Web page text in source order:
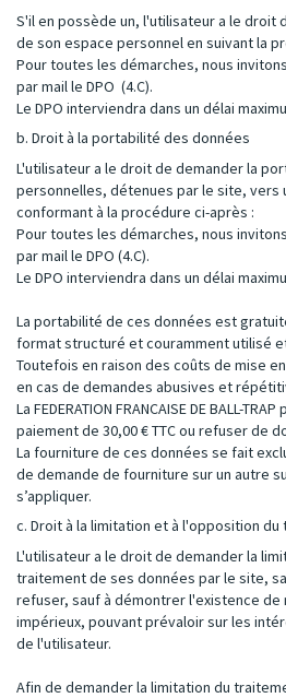
S'il en possède un, l'utilisateur a le droit
de son espace personnel en suivant la
Pour toutes les démarches, nous
par mail le DPO (4.C).
Le DPO interviendra dans un délai
b. Droit à la portabilité des données
L'utilisateur a le droit de demander la
personnelles, détenues par le site, vers
conformant à la procédure ci-après :
Pour toutes les démarches, nous
par mail le DPO (4.C).
Le DPO interviendra dans un délai
La portabilité de ces données est
format structuré et couramment utilisé
Toutefois en raison des coûts de mise
en cas de demandes abusives et
La FEDERATION FRANCAISE DE BALL-
paiement de 30,00 € TTC ou refuser de
La fourniture de ces données se fait
de demande de fourniture sur un autre
s’appliquer.
c. Droit à la limitation et à l'opposition
L'utilisateur a le droit de demander la
traitement de ses données par le site,
refuser, sauf à démontrer l'existence
impérieux, pouvant prévaloir sur les
de l'utilisateur.
Afin de demander la limitation du